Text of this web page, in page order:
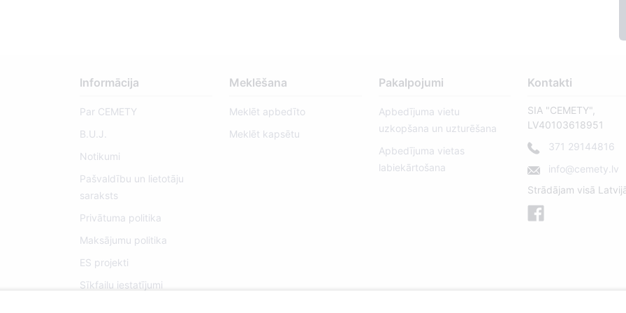
Informācija
Par CEMETY
B.U.J.
Notikumi
Pašvaldību un lietotāju
saraksts
Privātuma politika
Maksājumu politika
ES projekti
Sīkfailu iestatījumi
Meklēšana
Meklēt apbedīto
Meklēt kapsētu
Pakalpojumi
Apbedījuma vietu
uzkopšana un uzturēšana
Apbedījuma vietas
labiekārtošana
Kontakti
SIA "CEMETY",
LV40103618951
371 29144816
info@cemety.lv
Strādājam visā